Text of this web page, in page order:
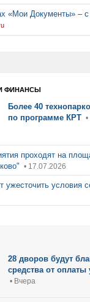
«Мои Документы» – с
ФИНАНСЫ
Более 40
по программе КРТ
проходят на
• 17.07.2026
ужесточить условия
28 дворов будут
средства от
• Вчера